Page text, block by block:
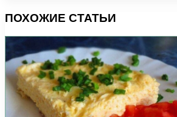
ПОХОЖИЕ СТАТЬИ